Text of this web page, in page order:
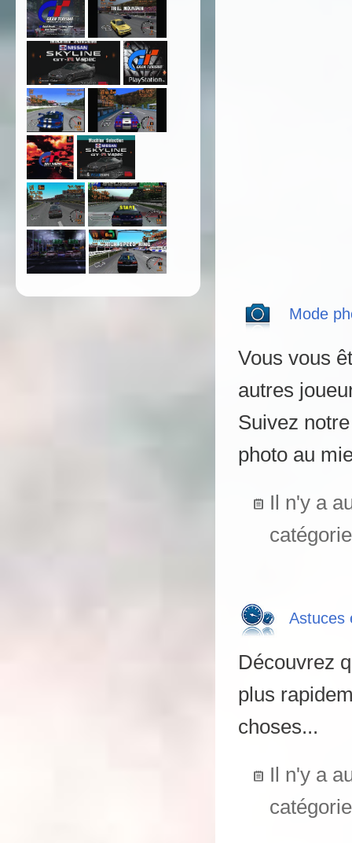
Mode
Vous vous
autres
Suivez
photo au
Il n'y a
Astuces
Découvrez
plus
choses...
Il n'y a